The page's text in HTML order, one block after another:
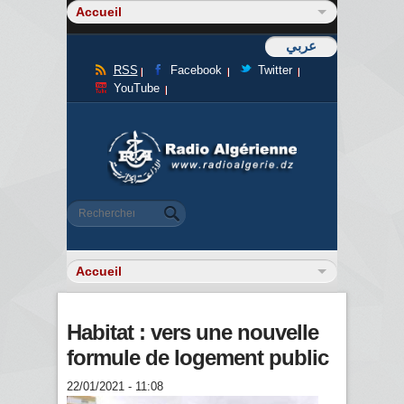
عربي
RSS Facebook
Twitter
YouTube
Formulaire de recherche
Rechercher
Habitat : vers une nouvelle
formule de logement public
22/01/2021 - 11:08